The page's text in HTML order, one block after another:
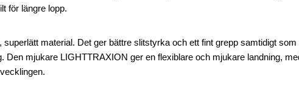
för längre lopp.
material. Det ger bättre slitstyrka och ett fint grepp samtidigt
Den mjukare LIGHTTRAXION ger en flexiblare och mjukare landning,